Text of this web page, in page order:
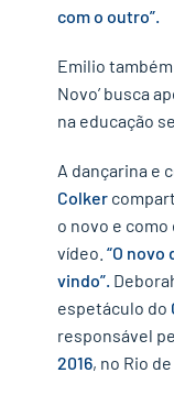
com o outro”.
Emilio
Novo’ busca
na educação
A dançarina e
Colker
o novo e
vídeo. “O novo
vindo”.
espetáculo do
responsável
2016, no Rio